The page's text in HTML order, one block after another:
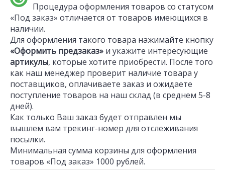
Процедура оформления товаров со статусом
«Под заказ» отличается от товаров имеющихся в
наличии.
Для оформления такого товара нажимайте кнопку
«Оформить предзаказ» и укажите интересующие
артикулы, которые хотите приобрести. После того
как наш менеджер проверит наличие товара у
поставщиков, оплачиваете заказ и ожидаете
поступление товаров на наш склад (в среднем 5-8
дней).
Как только Ваш заказ будет отправлен мы
вышлем вам трекинг-номер для отслеживания
посылки.
Минимальная сумма корзины для оформления
товаров «Под заказ» 1000 рублей.